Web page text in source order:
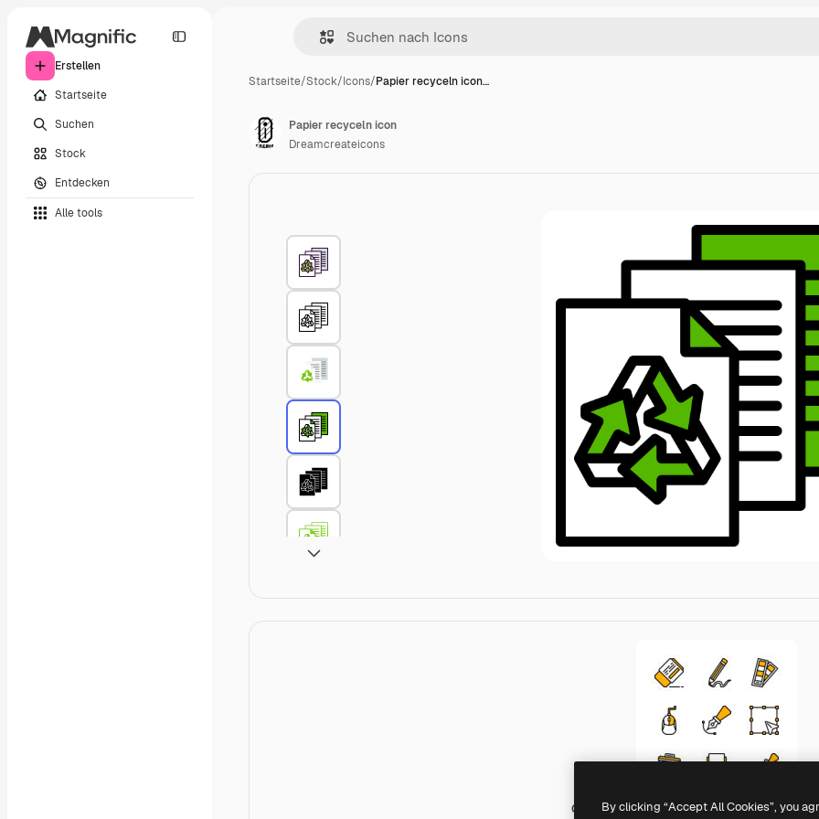
Erstellen
Startseite
Suchen
Stock
Entdecken
Alle tools
Startseite/Stock/Icons/Papier recyceln icon…
Generic color lineal-color
Papier recyceln icon
Dreamcreateicons
By clicking “Accept All Cookies”, you